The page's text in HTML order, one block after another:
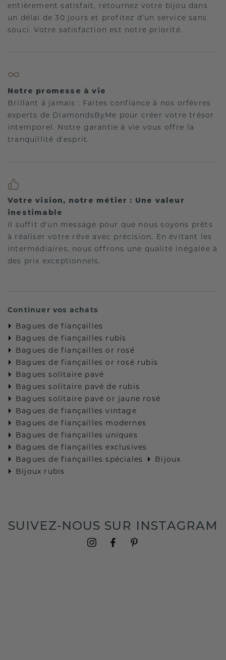
entièrement satisfait, retournez votre bijou dans
un délai de 30 jours et profitez d’un service sans
souci. Votre satisfaction est notre priorité.
Notre promesse à vie
Brillant à jamais : Faites confiance à nos orfèvres
experts de DiamondsByMe pour créer votre trésor
intemporel. Notre garantie à vie vous offre la
tranquillité d'esprit.
Votre vision, notre métier : Une valeur
inestimable
Il suffit d'un message pour que nous soyons prêts
à réaliser votre rêve avec précision. En évitant les
intermédiaires, nous offrons une qualité inégalée à
des prix exceptionnels.
Continuer vos achats
Bagues de fiançailles
Bagues de fiançailles rubis
Bagues de fiançailles or rosé
Bagues de fiançailles or rosé rubis
Bagues solitaire pavé
Bagues solitaire pavé de rubis
Bagues solitaire pavé or jaune rosé
Bagues de fiançailles vintage
Bagues de fiançailles modernes
Bagues de fiançailles uniques
Bagues de fiançailles exclusives
Bagues de fiançailles spéciales
Bijoux
Bijoux rubis
SUIVEZ-NOUS SUR INSTAGRAM